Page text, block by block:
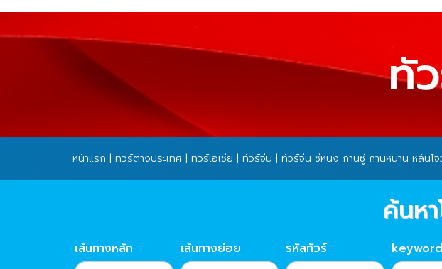
ทั
หน้าแรก | ทัวร์ต่างประเทศ | ทัวร์เอเชีย | ทัวร์จีน | ทัวร์จีน ซีหนิง กานซู่ กานหนาน หลันโ
ค้นห
เส้นทางหลัก เส้นทางย่อย รหัสทัวร์ keyword